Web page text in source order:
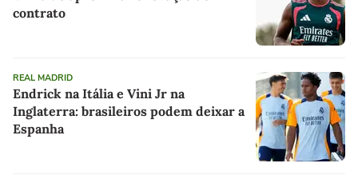
contrato
REAL MADRID
Endrick na Itália e Vini Jr na
Inglaterra: brasileiros podem deixar a
Espanha